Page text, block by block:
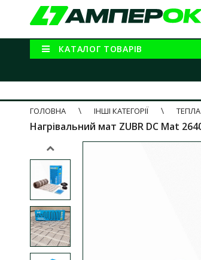
КАТАЛОГ ТОВАРІВ
ГОЛОВНА
ІНШІ КАТЕГОРІЇ
Нагрівальний мат ZUBR DC Mat